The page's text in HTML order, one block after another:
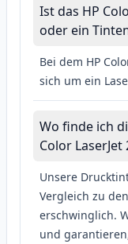
Ist das HP
oder ein
Bei dem HP
sich um ein
Wo finde ich
Color LaserJet
Unsere
Vergleich zu
erschwinglich.
und